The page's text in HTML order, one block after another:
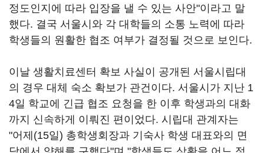
정도인지에 따라 입장을 낼 수 있는 사안"이라고 말
했다. 결국 서울시와 각 대학들의 소통 노력에 따라
학생들의 원활한 협조 여부가 결정될 것으로 보인다.
이날 생활치료센터 확보 사실이 공개된 서울시립대
의 경우 대체 숙소 확보가 관건이다. 서울시가 지난 1
4일 학교에 긴급 협조 요청을 한 이후 학생과의 대화
까지 신속하게 이뤄진 편이었다. 시립대 관계자는
"어제(15일) 총학생회장과 기숙사 학생 대표와의 면